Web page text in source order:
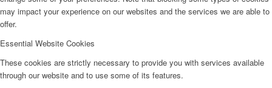
may impact your experience on our websites and the services we are able to
offer.
Essential Website Cookies
These cookies are strictly necessary to provide you with services available
through our website and to use some of its features.